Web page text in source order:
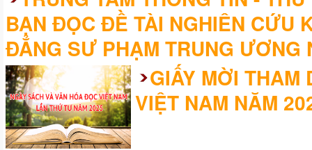
BẠN ĐỌC ĐỀ TÀI NGHIÊN CỨU
ĐẲNG SƯ PHẠM TRUNG ƯƠNG
GIẤY MỜI THAM
VIỆT NAM NĂM